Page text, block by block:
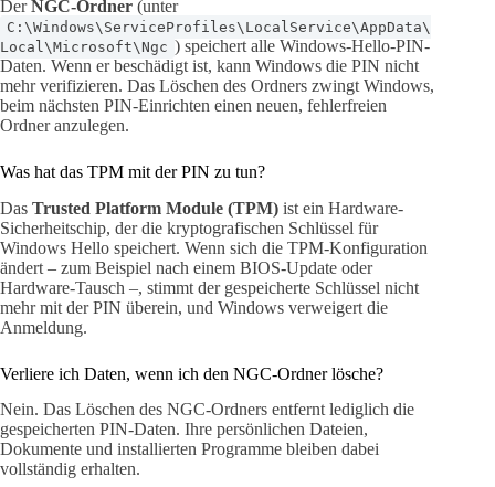
DerNGC-Ordner (unter
C:\Windows\ServiceProfiles\LocalService\AppData\
Local\Microsoft\Ngc ) speichert alle Windows-Hello-PIN-
Daten. Wenn er beschädigt ist, kann Windows die PIN nicht
mehr verifizieren. Das Löschen des Ordners zwingt Windows,
beim nächsten PIN-Einrichten einen neuen, fehlerfreien
Ordner anzulegen.
Was hat das TPM mit der PIN zu tun?
Das Trusted Platform Module (TPM) ist ein Hardware-
Sicherheitschip, der die kryptografischen Schlüssel für
Windows Hello speichert. Wenn sich die TPM-Konfiguration
ändert – zum Beispiel nach einem BIOS-Update oder
Hardware-Tausch –, stimmt der gespeicherte Schlüssel nicht
mehr mit der PIN überein, und Windows verweigert die
Anmeldung.
Verliere ich Daten, wenn ich den NGC-Ordner lösche?
Nein. Das Löschen des NGC-Ordners entfernt lediglich die
gespeicherten PIN-Daten. Ihre persönlichen Dateien,
Dokumente und installierten Programme bleiben dabei
vollständig erhalten.